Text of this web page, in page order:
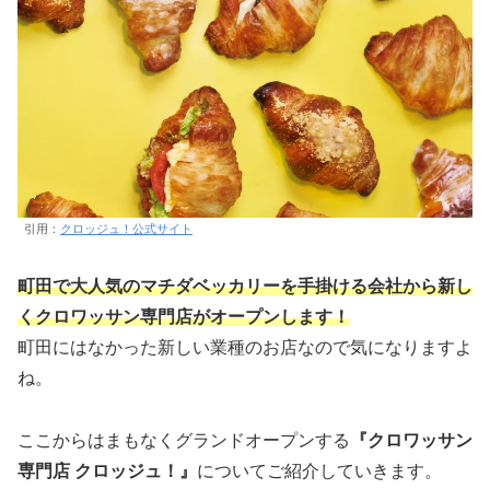
引用： クロッジュ！公式サイト
町田で大人気のマチダベッカリーを手掛ける会社から新し
くクロワッサン専門店がオープンします！
町田にはなかった新しい業種のお店なので気になりますよ
ね。
ここからはまもなくグランドオープンする
『クロワッサン
専門店 クロッジュ！』 についてご紹介していきます。